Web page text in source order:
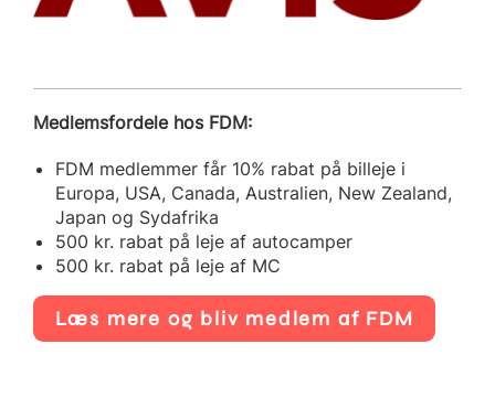
Medlemsfordele hos FDM:
FDM medlemmer får 10% rabat på billeje i
Europa, USA, Canada, Australien, New Zealand,
Japan og Sydafrika
500 kr. rabat på leje af autocamper
500 kr. rabat på leje af MC
Læs mere og bliv medlem af FDM